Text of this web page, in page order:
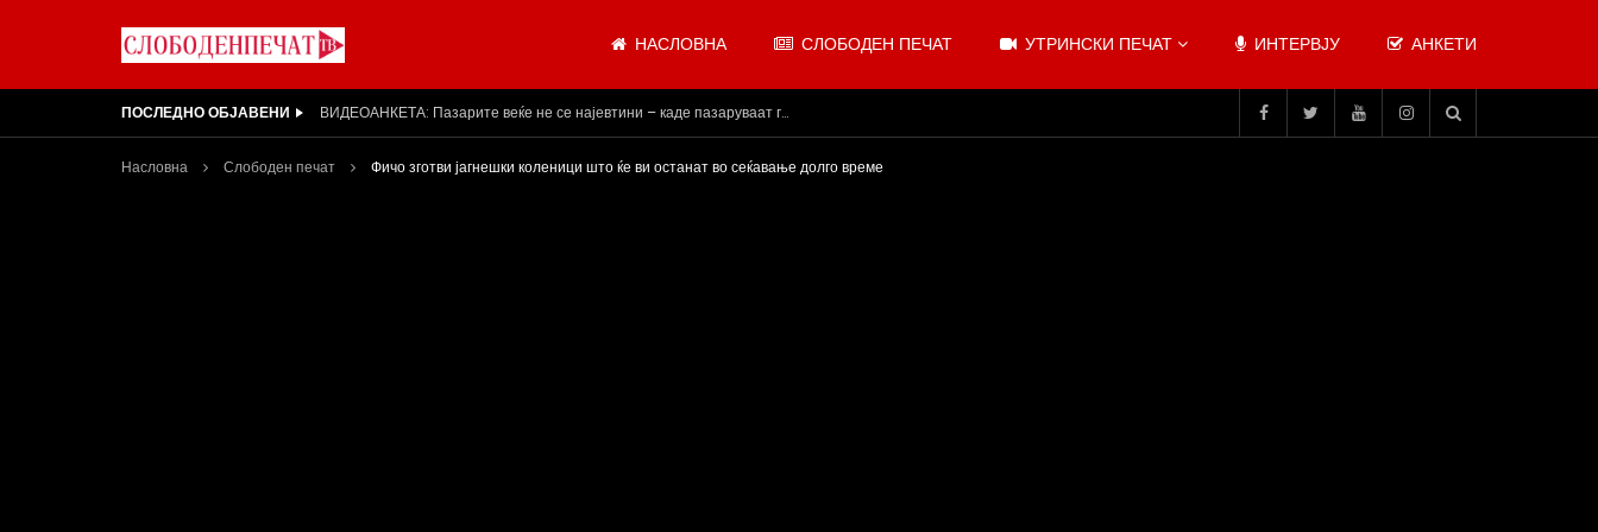
НАСЛОВНА СЛОБОДЕН ПЕЧАТ УТРИНСКИ ПЕЧАТ ИНТЕРВЈУ АНКЕТИ
ПОСЛЕДНО ОБЈАВЕНИ Арсовски: „Се вариме како жаби, додека сме надвор од ЕУ“
Насловна Слободен печат Фичо зготви јагнешки коленици што ќе ви останат во сеќавање долго време